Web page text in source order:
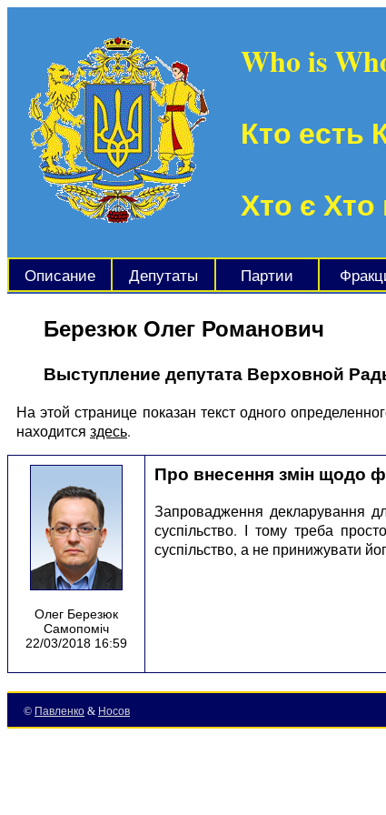
Who is
Кто есть
Хто є Хто
Описание Депутаты Партии
Березюк Олег Романович
Выступление депутата Верховной
На этой странице показан текст одного
находится здесь.
Олег Березюк
Самопоміч
22/03/2018 16:59
Про внесення змін щодо
Запровадження декларування
суспільство. І тому треба
суспільство, а не принижувати
© Павленко & Носов